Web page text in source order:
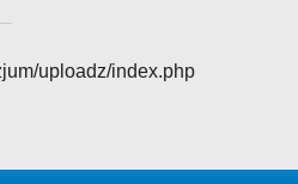
uploadz/index.php